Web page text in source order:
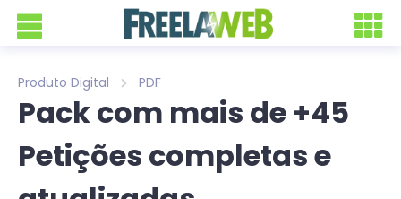
Produto Digital PDF
Pack com mais de +45
Petições completas e